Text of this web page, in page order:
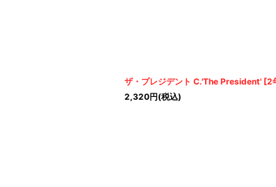
ザ・プレジデント C.'The President' [2
2,320円(税込)